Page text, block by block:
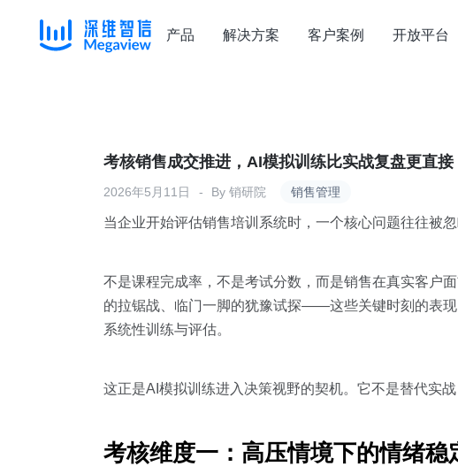
产品 解决方案 客户案例 开放平台
销售管理
考核销售成交推进，AI模拟训练比实战复盘更直接
2026年5月11日 By 销研院
当企业开始评估销售培训系统时，一个核心问题往往被
不是课程完成率，不是考试分数，而是销售在真实客户
的拉锯战、临门一脚的犹豫试探——这些关键时刻的表
系统性训练与评估。
这正是AI模拟训练进入决策视野的契机。它不是替代实
考核维度一：高压情境下的情绪稳